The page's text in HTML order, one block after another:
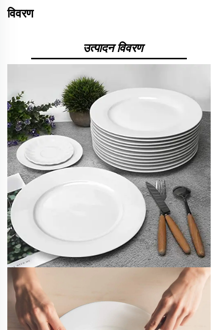
विवरण
उत्पादन विवरण